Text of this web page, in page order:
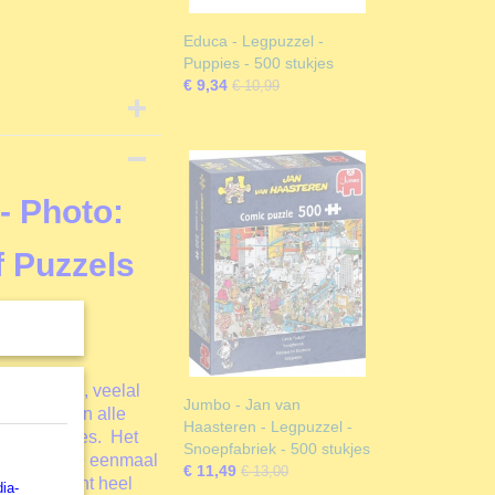
Photo:
Puzzels
, veelal
punten van alle
500 stukjes. Het
. Als je eenmaal
Het is echt heel
Educa - Legpuzzel -
Puppies - 500 stukjes
€ 9,34 € 10,99
Jumbo - Jan van
Haasteren - Legpuzzel -
Snoepfabriek - 500 stukjes
€ 11,49 € 13,00